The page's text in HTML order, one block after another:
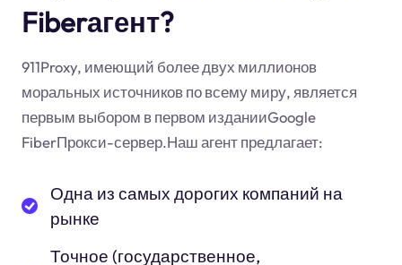
Fiberагент?
911Proxy, имеющий более двух миллионов
моральных источников по всему миру, является
первым выбором в первом изданииGoogle
FiberПрокси-сервер.Наш агент предлагает:
Одна из самых дорогих компаний на
рынке
Точное (государственное,